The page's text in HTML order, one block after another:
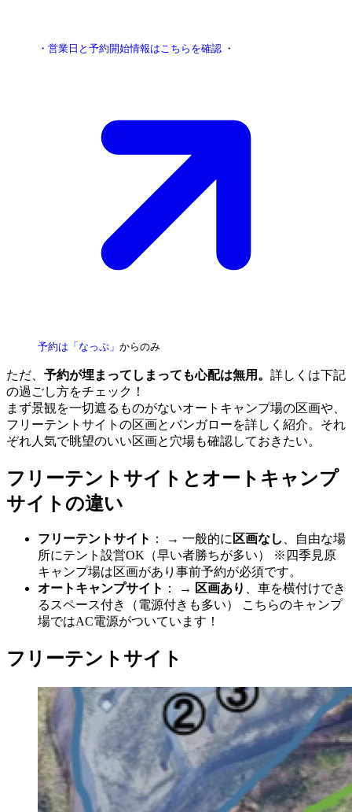
・営業日と予約開始情報はこちらを確認 ・
予約は「なっぷ」 からのみ
ただ、 予約が埋まってしまっても心配は無用。 詳しくは下記
の過ごし方をチェック！
まず景観を一切遮るものがないオートキャンプ場の区画や、
フリーテントサイトの区画とバンガローを詳しく紹介。それ
ぞれ人気で眺望のいい区画と穴場も確認しておきたい。
フリーテントサイトとオートキャンプ
サイトの違い
フリーテントサイト ： → 一般的に区画なし 、自由な場
所にテント設営OK（早い者勝ちが多い） ※四季見原
キャンプ場は区画があり事前予約が必須です。
オートキャンプサイト ： → 区画あり 、車を横付けでき
るスペース付き（電源付きも多い） こちらのキャンプ
場ではAC電源がついています！
フリーテントサイト